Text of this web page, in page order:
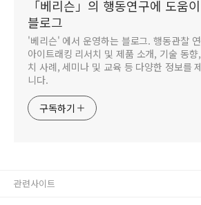
「베리슨」의 행동연구에 도움
블로그
'베리슨' 에서 운영하는 블로그. 행동관찰
아이트래킹 리서치 및 제품 소개, 기술 동향
치 사례, 세미나 및 교육 등 다양한 정보를
니다.
구독하기
관련사이트